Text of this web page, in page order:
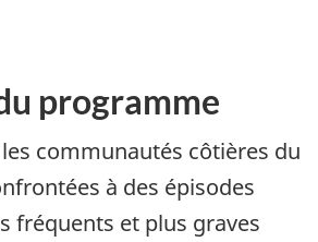
programme
communautés côtières du
à des épisodes
fréquents et plus graves